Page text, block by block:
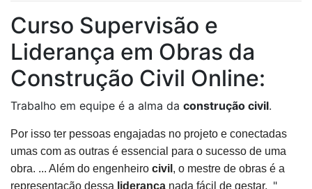
Curso Supervisão e
Liderança em Obras da
Construção Civil Online:
Trabalho em equipe é a alma da construção civil.
Por isso ter pessoas engajadas no projeto e conectadas
umas com as outras é essencial para o sucesso de uma
obra. ... Além do engenheiro civil , o mestre de obras é a
representação dessa liderança nada fácil de gestar. "